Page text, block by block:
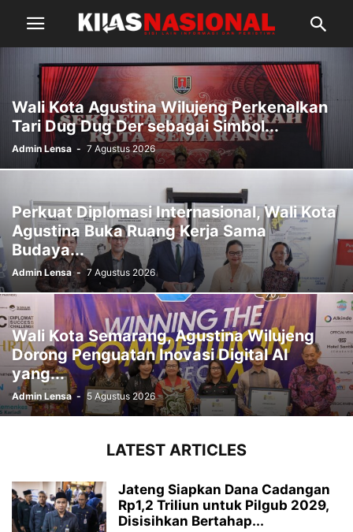
Wali Kota Agustina Wilujeng Perkenalkan
Tari Dug Dug Der sebagai Simbol...
Admin Lensa - 7 Agustus 2026
Perkuat Diplomasi Internasional, Wali Kota
Agustina Buka Ruang Kerja Sama
Budaya...
Admin Lensa - 7 Agustus 2026
Wali Kota Semarang, Agustina Wilujeng
Dorong Penguatan Inovasi Digital AI
yang...
Admin Lensa - 5 Agustus 2026
LATEST ARTICLES
Jateng Siapkan Dana Cadangan
Rp1,2 Triliun untuk Pilgub 2029,
Disisihkan Bertahap...